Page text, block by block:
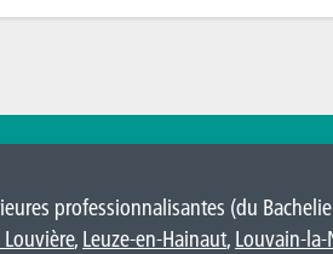
professionnalisantes (du
Louvière, Leuze-en-Hainaut, Louvain-la-